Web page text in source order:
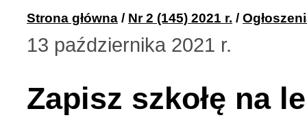
Rubryki
Berdyczów w kronikach
Numery
1 (164) 2026 r. (10)
Menu
Polski informator
Strona główna / Nr 2 (145) 2021 r. /
13 października 2021 r.
Zapisz szkołę na